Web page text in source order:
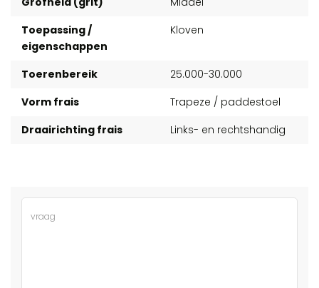
Toepassing /
eigenschappen
Kloven
Toerenbereik
25.000-30.000
Vorm frais
Trapeze / paddestoel
Draairichting frais
Links- en rechtshandig